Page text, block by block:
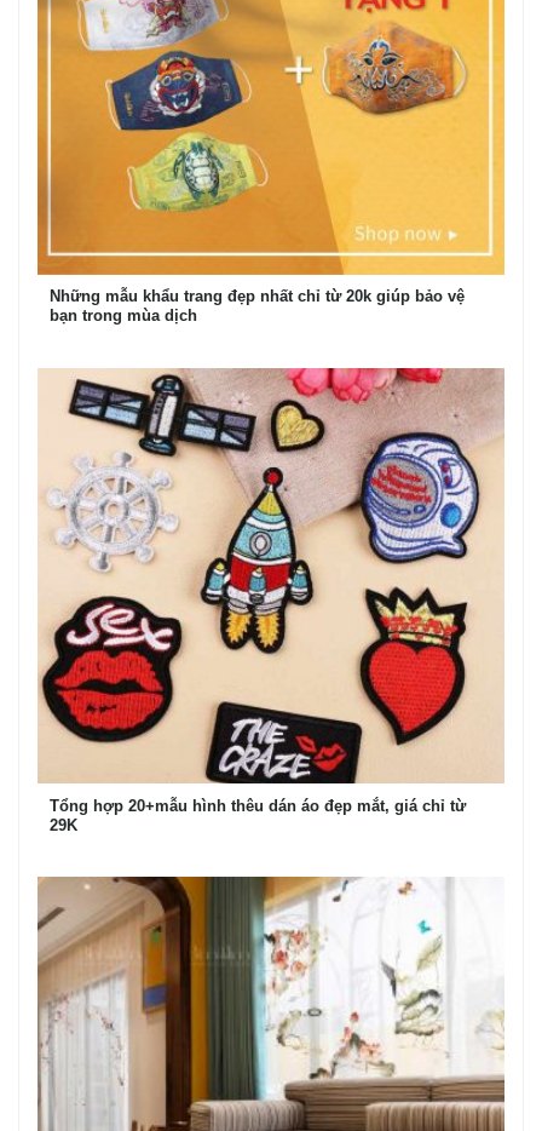
Những mẫu khẩu trang đẹp nhất chỉ từ 20k giúp bảo vệ
bạn trong mùa dịch
Tổng hợp 20+mẫu hình thêu dán áo đẹp mắt, giá chỉ từ
29K